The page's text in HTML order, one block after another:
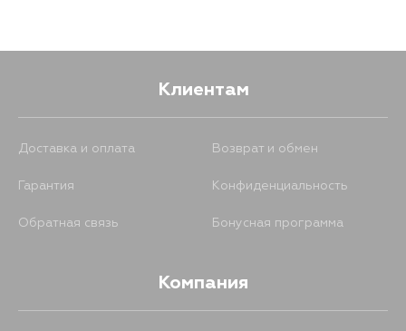
Клиентам
Доставка и оплата Возврат и обмен
Гарантия Конфиденциальность
Обратная связь Бонусная программа
Компания